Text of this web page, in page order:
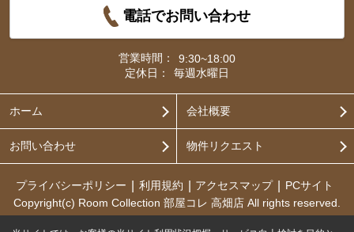
電話でお問い合わせ
営業時間：
9:30~18:00
定休日：
毎週水曜日
ホーム 会社概要
お問い合わせ 物件リクエスト
プライバシーポリシー 利用規約 アクセスマップ
PCサイト
Copyright(c) Room Collection 部屋コレ 高畑店 All rights reserved.